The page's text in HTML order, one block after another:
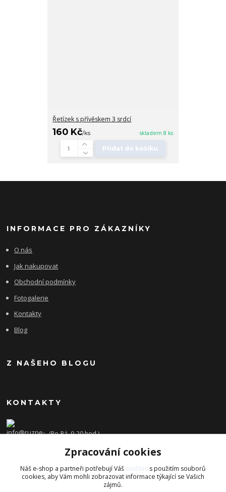
Řetízek s přívěskem 3 srdcí
160 Kč/ks skladem 8 ks
Přidat do košíku
INFORMACE PRO ZÁKAZNÍKY
O nás
Jak nakupovat
Obchodní podmínky
Fotogalerie
Kontakty
Blog
Z NAŠEHO BLOGU
KONTAKTY
(Po-Pá, 9-20 hod.)
info@ruzne-darky.cz
Zpracování cookies
Náš e-shop a partneři potřebují Váš souhlas s použitím souborů
cookies, aby Vám mohli zobrazovat informace týkající se Vašich
zájmů.